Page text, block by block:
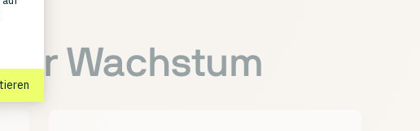
Wachstum